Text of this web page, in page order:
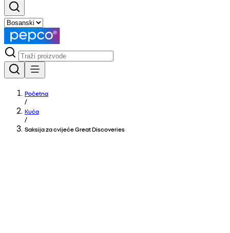
Početna
/
Kuća
/
Saksija za cvijeće Great Discoveries